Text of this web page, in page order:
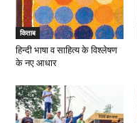
किताब
हिन्दी भाषा व साहित्य के विश्लेषण
के नए आधार